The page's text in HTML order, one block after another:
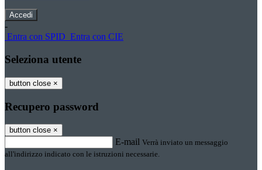
-
Entra con SPID Entra con CIE
Seleziona utente
button close ×
Recupero password
button close ×
E-mail Verrà inviato un messaggio
all'indirizzo indicato con le istruzioni necessarie.